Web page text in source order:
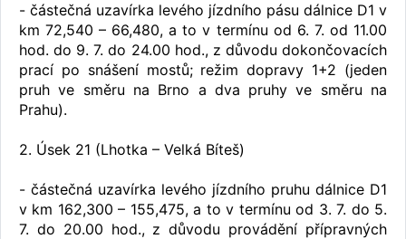
- částečná uzavírka levého jízdního pásu dálnice D1 v
km 72,540 – 66,480, a to v termínu od 6. 7. od 11.00
hod. do 9. 7. do 24.00 hod., z důvodu dokončovacích
prací po snášení mostů; režim dopravy 1+2 (jeden
pruh ve směru na Brno a dva pruhy ve směru na
Prahu).
2. Úsek 21 (Lhotka – Velká Bíteš)
- částečná uzavírka levého jízdního pruhu dálnice D1
v km 162,300 – 155,475, a to v termínu od 3. 7. do 5.
7. do 20.00 hod., z důvodu provádění přípravných